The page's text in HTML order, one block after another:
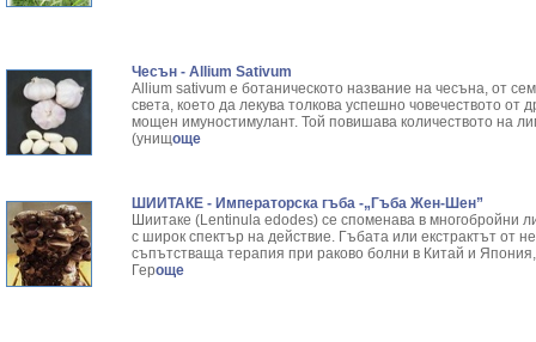
Чесън - Allium Sativum
Allium sativum е ботаническото название на чесъна, от
света, което да лекува толкова успешно човечеството
мощен имуностимулант. Той повишава количеството на
(унищоще
ШИИТАКЕ - Императорска гъба -„Гъба Жен-Шен”
Шиитаке (Lentinula edodes) се споменава в многобройни
с широк спектър на действие. Гъбата или екстрактът от
съпътстваща терапия при раково болни в Китай и
Героще